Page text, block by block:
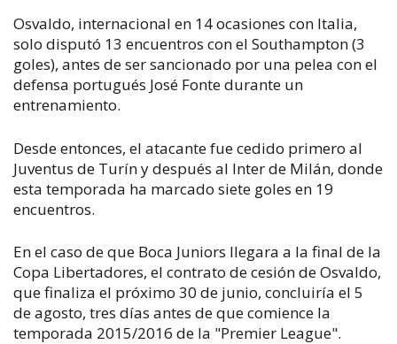
Osvaldo, internacional en 14 ocasiones con Italia,
solo disputó 13 encuentros con el Southampton (3
goles), antes de ser sancionado por una pelea con el
defensa portugués José Fonte durante un
entrenamiento.
Desde entonces, el atacante fue cedido primero al
Juventus de Turín y después al Inter de Milán, donde
esta temporada ha marcado siete goles en 19
encuentros.
En el caso de que Boca Juniors llegara a la final de la
Copa Libertadores, el contrato de cesión de Osvaldo,
que finaliza el próximo 30 de junio, concluiría el 5
de agosto, tres días antes de que comience la
temporada 2015/2016 de la "Premier League".